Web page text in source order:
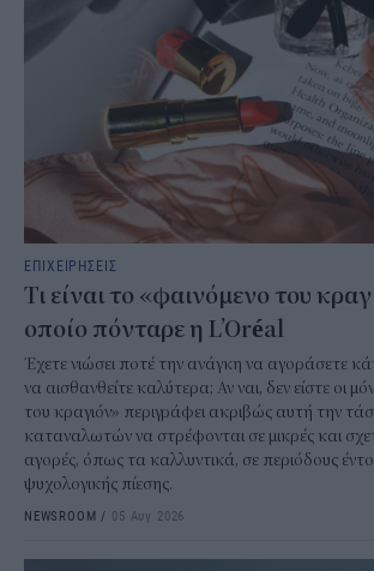
ΕΠΙΧΕΙΡΗΣΕΙΣ
Τι είναι το «φαινόμενο του
οποίο πόνταρε η L’Oréal
Έχετε νιώσει ποτέ την ανάγκη να αγοράσετε
να αισθανθείτε καλύτερα; Αν ναι, δεν είστε οι
του κραγιόν» περιγράφει ακριβώς αυτή την
καταναλωτών να στρέφονται σε μικρές και
αγορές, όπως τα καλλυντικά, σε περιόδους
ψυχολογικής πίεσης.
NEWSROOM / 05 Αυγ 2026